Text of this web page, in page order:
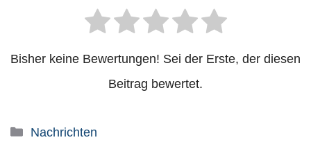
Bisher keine Bewertungen! Sei der Erste, der diesen
Beitrag bewertet.
Kategorien
Nachrichten